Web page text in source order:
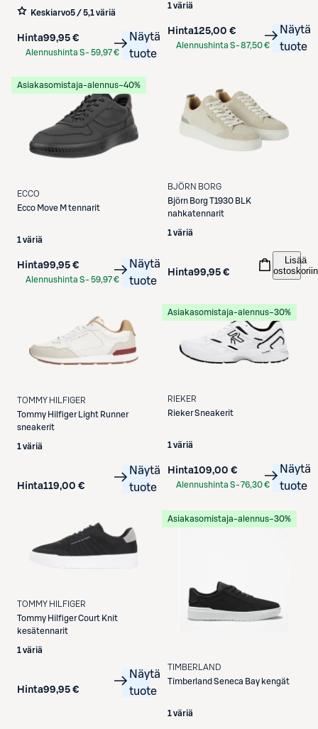
Keskiarvo5 / 5,1 väriä
Hinta99,95 €
Alennushinta S-59,97 €
Näytä
tuote
1 väriä
Hinta125,00 €
Alennushinta S-87,50 €
Näytä
tuote
Asiakasomistaja-alennus−40%
ECCO
Ecco Move M tennarit
1 väriä
Hinta99,95 €
Alennushinta S-59,97 €
Näytä
tuote
BJÖRN BORG
Björn Borg T1930 BLK
nahkatennarit
1 väriä
Hinta99,95 €
Lisää
ostoskoriin
TOMMY HILFIGER
Tommy Hilfiger
Light Runner
sneakerit
1 väriä
Hinta119,00 €
Näytä
tuote
Asiakasomistaja-alennus−30%
RIEKER
RiekerSneakerit
1 väriä
Hinta109,00 €
Alennushinta S-76,30 €
Näytä
tuote
TOMMY HILFIGER
Tommy HilfigerCourt Knit
kesätennarit
1 väriä
Hinta99,95 €
Näytä
tuote
Asiakasomistaja-alennus−30%
TIMBERLAND
Timberland Seneca Bay kengät
1 väriä